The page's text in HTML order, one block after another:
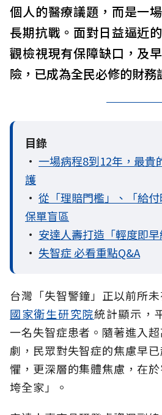
個人的醫療議題，而是一
長期抗戰。面對日益逼近
觀檢視現有保障缺口，及
險，已成為全民必修的財務
目錄
• 一場病程8到12年，最貴
護
• 從「理賠門檻」、「給
保單盲區
• 安達人壽打造「輕度即
• 失智症 必看重點Q&A
台灣「失智警鐘」正以前所
國家衛生研究院統計顯示，
一名失智症患者。隨著進入
劇，民眾對失智症的焦慮早
懼，更深層的集體焦慮，在
垮全家」。